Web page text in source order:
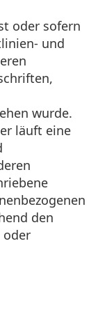
oder sofern
und
wurde.
läuft eine
den
oder